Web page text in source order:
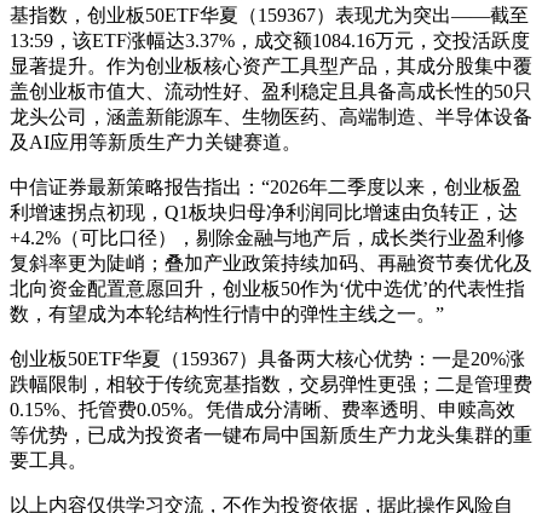
基指数，创业板50ETF华夏（159367）表现尤为突出——截至
13:59，该ETF涨幅达3.37%，成交额1084.16万元，交投活跃度
显著提升。作为创业板核心资产工具型产品，其成分股集中覆
盖创业板市值大、流动性好、盈利稳定且具备高成长性的50只
龙头公司，涵盖新能源车、生物医药、高端制造、半导体设备
及AI应用等新质生产力关键赛道。
中信证券最新策略报告指出：“2026年二季度以来，创业板盈
利增速拐点初现，Q1板块归母净利润同比增速由负转正，达
+4.2%（可比口径），剔除金融与地产后，成长类行业盈利修
复斜率更为陡峭；叠加产业政策持续加码、再融资节奏优化及
北向资金配置意愿回升，创业板50作为‘优中选优’的代表性指
数，有望成为本轮结构性行情中的弹性主线之一。”
创业板50ETF华夏（159367）具备两大核心优势：一是20%涨
跌幅限制，相较于传统宽基指数，交易弹性更强；二是管理费
0.15%、托管费0.05%。凭借成分清晰、费率透明、申赎高效
等优势，已成为投资者一键布局中国新质生产力龙头集群的重
要工具。
以上内容仅供学习交流，不作为投资依据，据此操作风险自